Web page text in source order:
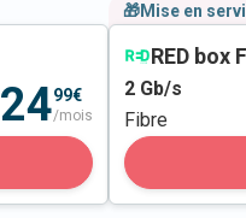
2499€
/mois
🎁Mise en
RED box
2 Gb/s
Fibre